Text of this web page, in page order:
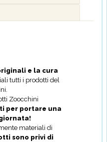
e la cura
tutti i prodotti del
Zoocchini
per portare una
materiali di
sono privi di